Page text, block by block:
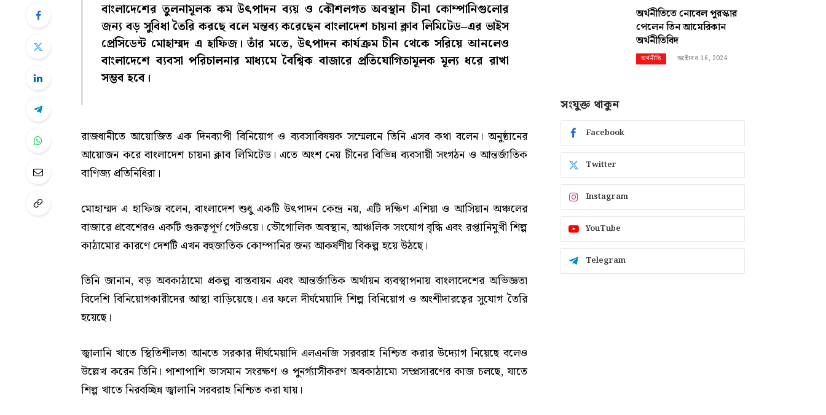
বাংলাদেশের তুলনামূলক কম উৎপাদন ব্যয় ও কৌশলগত অবস্থান চীনা কোম্পানিগুলোর
জন্য বড় সুবিধা তৈরি করছে বলে মন্তব্য করেছেন বাংলাদেশ চায়না ক্লাব লিমিটেড–এর ভাইস
প্রেসিডেন্ট মোহাম্মদ এ হাফিজ। তাঁর মতে, উৎপাদন কার্যক্রম চীন থেকে সরিয়ে আনলেও
বাংলাদেশে ব্যবসা পরিচালনার মাধ্যমে বৈশ্বিক বাজারে প্রতিযোগিতামূলক মূল্য ধরে রাখা
সম্ভব হবে।
রাজধানীতে আয়োজিত এক দিনব্যাপী বিনিয়োগ ও ব্যবসাবিষয়ক সম্মেলনে তিনি এসব কথা বলেন। অনুষ্ঠানের
আয়োজন করে বাংলাদেশ চায়না ক্লাব লিমিটেড। এতে অংশ নেয় চীনের বিভিন্ন ব্যবসায়ী সংগঠন ও আন্তর্জাতিক
বাণিজ্য প্রতিনিধিরা।
মোহাম্মদ এ হাফিজ বলেন, বাংলাদেশ শুধু একটি উৎপাদন কেন্দ্র নয়, এটি দক্ষিণ এশিয়া ও আসিয়ান অঞ্চলের
বাজারে প্রবেশেরও একটি গুরুত্বপূর্ণ গেটওয়ে। ভৌগোলিক অবস্থান, আঞ্চলিক সংযোগ বৃদ্ধি এবং রপ্তানিমুখী শিল্প
কাঠামোর কারণে দেশটি এখন বহুজাতিক কোম্পানির জন্য আকর্ষণীয় বিকল্প হয়ে উঠছে।
তিনি জানান, বড় অবকাঠামো প্রকল্প বাস্তবায়ন এবং আন্তর্জাতিক অর্থায়ন ব্যবস্থাপনায় বাংলাদেশের অভিজ্ঞতা
বিদেশি বিনিয়োগকারীদের আস্থা বাড়িয়েছে। এর ফলে দীর্ঘমেয়াদি শিল্প বিনিয়োগ ও অংশীদারত্বের সুযোগ তৈরি
হয়েছে।
জ্বালানি খাতে স্থিতিশীলতা আনতে সরকার দীর্ঘমেয়াদি এলএনজি সরবরাহ নিশ্চিত করার উদ্যোগ নিয়েছে বলেও
উল্লেখ করেন তিনি। পাশাপাশি ভাসমান সংরক্ষণ ও পুনর্গ্যাসীকরণ অবকাঠামো সম্প্রসারণের কাজ চলছে, যাতে
শিল্প খাতে নিরবচ্ছিন্ন জ্বালানি সরবরাহ নিশ্চিত করা যায়।
অর্থনীতিতে নোবেল পুরস্কার
পেলেন তিন আমেরিকান
অর্থনীতিবিদ
অর্থনীতি অক্টোবর 16, 2024
সংযুক্ত থাকুন
Facebook
Twitter
Instagram
YouTube
Telegram